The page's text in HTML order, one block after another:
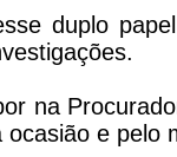
duplo
na
e pelo